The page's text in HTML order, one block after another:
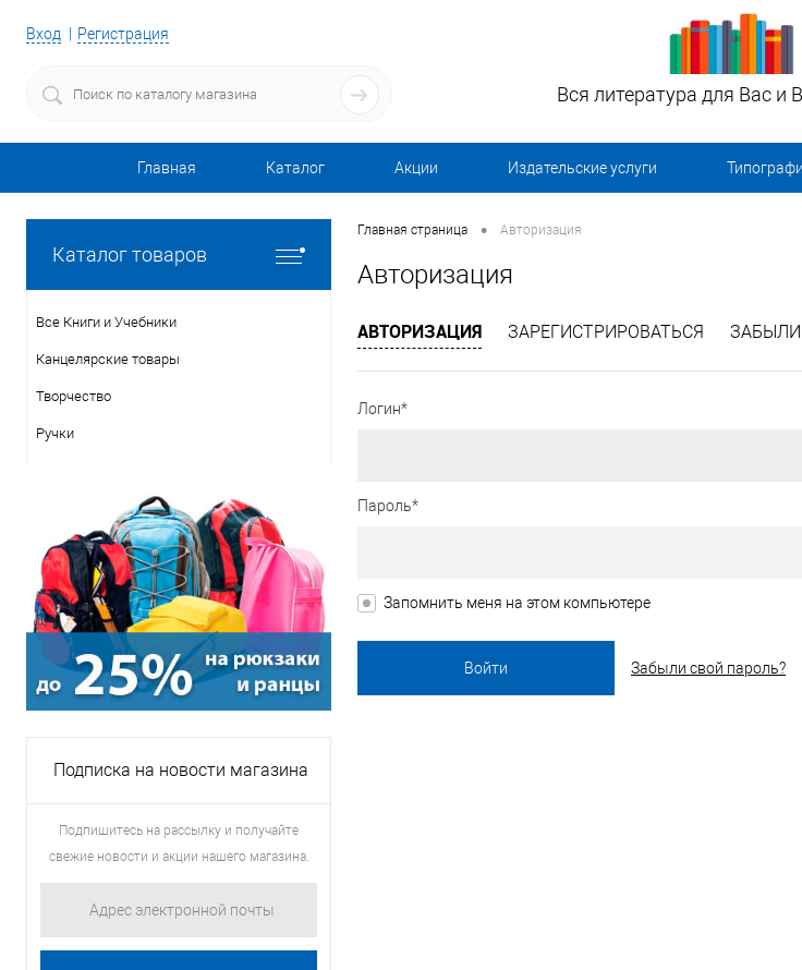
Вход Регистрация
Вся литература для Вас и
Главная Каталог Акции Издательские услуги
Каталог товаров
Все Книги и Учебники
Канцелярские товары
Творчество
Ручки
Подписка на новости магазина
Подпишитесь на рассылку и получайте
свежие новости и акции нашего магазина.
Главная страница • Авторизация
Авторизация
АВТОРИЗАЦИЯ ЗАРЕГИСТРИРОВАТЬСЯ
Логин*
Пароль*
Запомнить меня на этом компьютере
Забыли свой пароль?